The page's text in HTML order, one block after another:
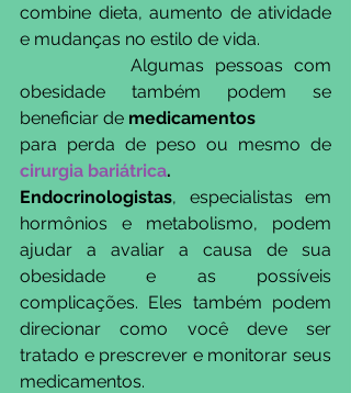
combine dieta, aumento de atividade
e mudanças no estilo de vida.
obesidade também podem se
beneficiar de medicamentos
cirurgia bariátrica.
Endocrinologistas, especialistas em
hormônios e metabolismo, podem
ajudar a avaliar a causa de sua
obesidade e as possíveis
complicações. Eles também podem
direcionar como você deve ser
tratado e prescrever e monitorar seus
medicamentos.